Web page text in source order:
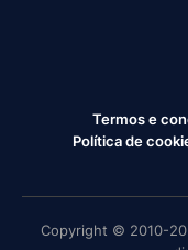
Termos e
Política de
Copyright © 2010-